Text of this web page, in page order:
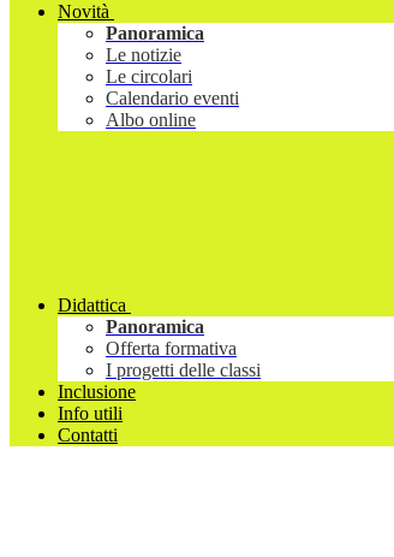
Novità
Panoramica
Le notizie
Le circolari
Calendario eventi
Albo online
Didattica
Panoramica
Offerta formativa
I progetti delle classi
Inclusione
Info utili
Contatti